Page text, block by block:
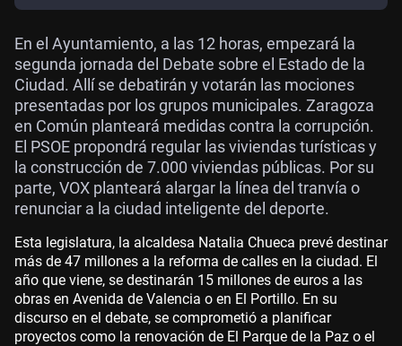
En el Ayuntamiento, a las 12 horas, empezará la
segunda jornada del Debate sobre el Estado de la
Ciudad. Allí se debatirán y votarán las mociones
presentadas por los grupos municipales. Zaragoza
en Común planteará medidas contra la corrupción.
El PSOE propondrá regular las viviendas turísticas y
la construcción de 7.000 viviendas públicas. Por su
parte, VOX planteará alargar la línea del tranvía o
renunciar a la ciudad inteligente del deporte.
Esta legislatura, la alcaldesa Natalia Chueca prevé destinar
más de 47 millones a la reforma de calles en la ciudad. El
año que viene, se destinarán 15 millones de euros a las
obras en Avenida de Valencia o en El Portillo. En su
discurso en el debate, se comprometió a planificar
proyectos como la renovación de El Parque de la Paz o el